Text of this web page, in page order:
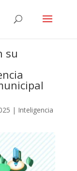
su
| Inteligencia